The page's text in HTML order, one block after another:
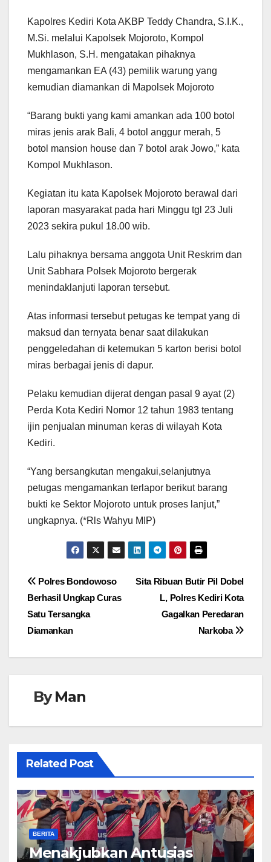
Kapolres Kediri Kota AKBP Teddy Chandra, S.I.K.,
M.Si. melalui Kapolsek Mojoroto, Kompol
Mukhlason, S.H. mengatakan pihaknya
mengamankan EA (43) pemilik warung yang
kemudian diamankan di Mapolsek Mojoroto
“Barang bukti yang kami amankan ada 100 botol
miras jenis arak Bali, 4 botol anggur merah, 5
botol mansion house dan 7 botol arak Jowo,” kata
Kompol Mukhlason.
Kegiatan itu kata Kapolsek Mojoroto berawal dari
laporan masyarakat pada hari Minggu tgl 23 Juli
2023 sekira pukul 18.00 wib.
Lalu pihaknya bersama anggota Unit Reskrim dan
Unit Sabhara Polsek Mojoroto bergerak
menindaklanjuti laporan tersebut.
Atas informasi tersebut petugas ke tempat yang di
maksud dan ternyata benar saat dilakukan
penggeledahan di ketemukan 5 karton berisi botol
miras berbagai jenis di dapur.
Pelaku kemudian dijerat dengan pasal 9 ayat (2)
Perda Kota Kediri Nomor 12 tahun 1983 tentang
ijin penjualan minuman keras di wilayah Kota
Kediri.
“Yang bersangkutan mengakui,selanjutnya
petugas mengamankan terlapor berikut barang
bukti ke Sektor Mojoroto untuk proses lanjut,”
ungkapnya. (*Rls Wahyu MIP)
Navigasi
pos
Sita Ribuan Butir Pil Dobel
L, Polres Kediri Kota
Gagalkan Peredaran
Narkoba
Polres Bondowoso
Berhasil Ungkap Curas
Satu Tersangka
Diamankan
ByMan
Related Post
BERITA
Menakjubkan Antusias